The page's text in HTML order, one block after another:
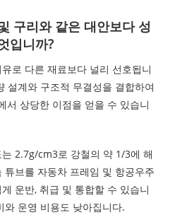
구리와 같은 대안보다 성
입니까?
로 다른 재료보다 널리 선호됩니
설계와 구조적 무결성을 결합하여
서 상당한 이점을 얻을 수 있습니
2.7g/cm3로 강철의 약 1/3에 해
브를 자동차 프레임 및 항공우주
운반, 취급 및 통합할 수 있습니
운영 비용도 낮아집니다.